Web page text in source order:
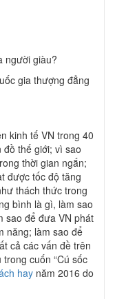
người giàu?
gia thượng đẳng
kinh tế VN trong 40
thế giới; vì sao
thời gian ngắn;
được tốc độ tăng
thách thức trong
bình là gì, làm sao
sao để đưa VN phát
năng; làm sao để
cả các vấn đề trên
cuốn “Cú sốc
hay năm 2016 do